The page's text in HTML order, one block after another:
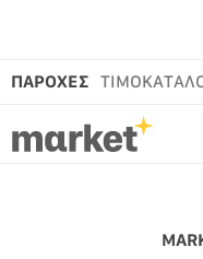
ΠΑΡΟΧΕΣ